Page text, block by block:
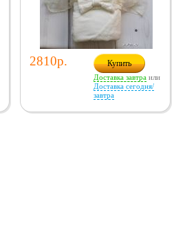
2810р. Купить
Доставка завтра или
Доставка сегодня/
завтра